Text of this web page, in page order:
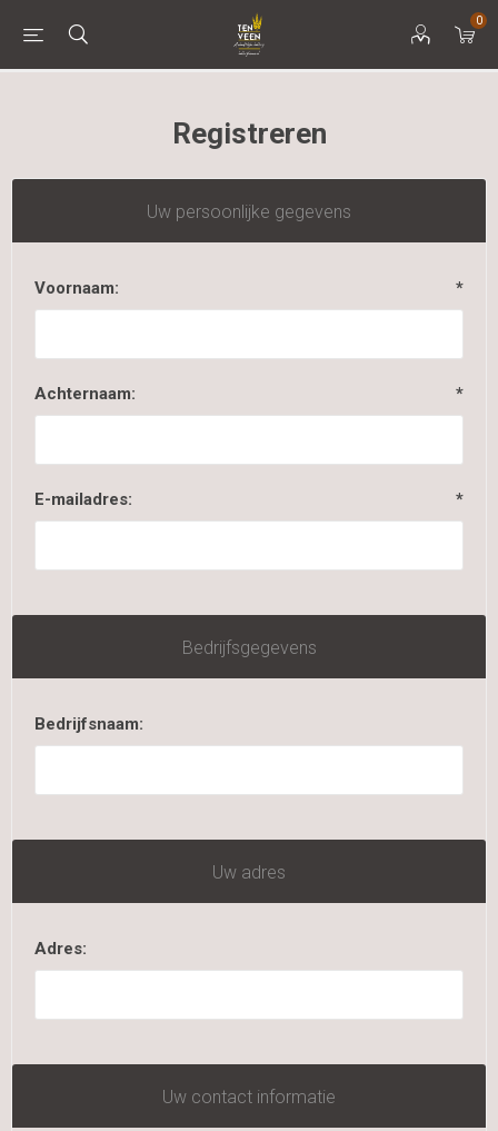
0
Registreren
Uw persoonlijke gegevens
Voornaam: *
Achternaam: *
E-mailadres: *
Bedrijfsgegevens
Bedrijfsnaam:
Uw adres
Adres:
Uw contact informatie